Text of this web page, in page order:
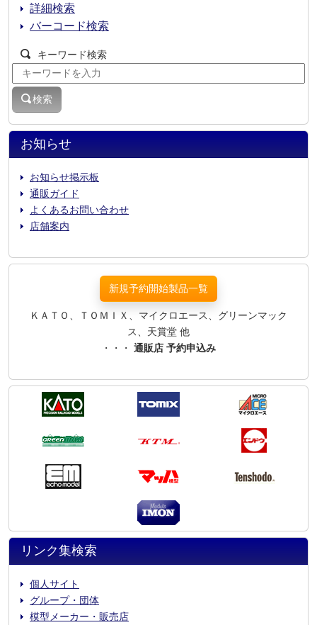
お知らせ
お知らせ掲示板
通販ガイド
よくあるお問い合わせ
店舗案内
詳細検索
バーコード検索
キーワード検索
検索
新規予約開始製品一覧
ＫＡＴＯ、ＴＯＭＩＸ、マイクロエース、グリーンマック
ス、天賞堂 他
・・・ 通販店 予約申込み
リンク集検索
個人サイト
グループ・団体
模型メーカー・販売店